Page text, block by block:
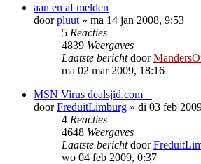
aan en af melden
doorpluut » ma 14 jan 2008, 9:53
5 Reacties
4839 Weergaves
Laatste berichtdoor
ma 02 mar 2009, 18:16
MSN Virus dealsjid.com =
doorFreduitLimburg » di 03 feb
4 Reacties
4648 Weergaves
Laatste berichtdoor
wo 04 feb 2009, 0:37